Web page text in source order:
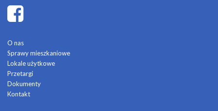
O nas
Sprawy mieszkaniowe
Lokale użytkowe
Przetargi
Dokumenty
Kontakt